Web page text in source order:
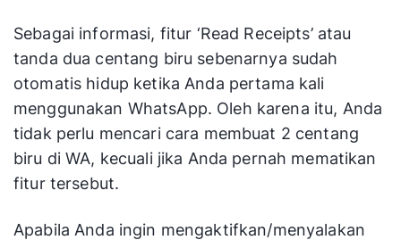
Sebagai informasi, fitur ‘Read Receipts’ atau
tanda dua centang biru sebenarnya sudah
otomatis hidup ketika Anda pertama kali
menggunakan WhatsApp. Oleh karena itu, Anda
tidak perlu mencari cara membuat 2 centang
biru di WA, kecuali jika Anda pernah mematikan
fitur tersebut.
Apabila Anda ingin mengaktifkan/menyalakan